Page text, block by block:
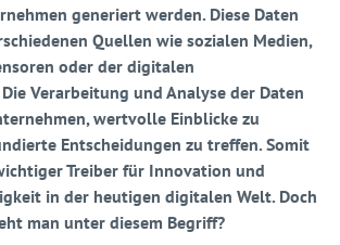
generiert werden. Diese Daten
Quellen wie sozialen Medien,
oder der digitalen
Verarbeitung und Analyse der Daten
wertvolle Einblicke zu
Entscheidungen zu treffen. Somit
Treiber für Innovation und
in der heutigen digitalen Welt. Doch
man unter diesem Begriff?